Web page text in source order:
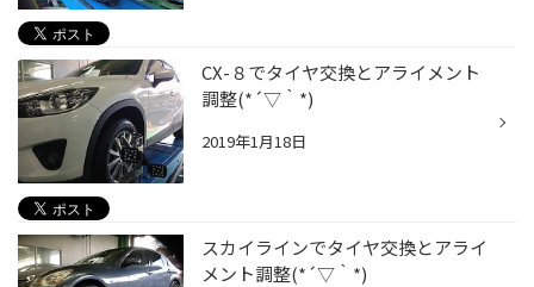
CX-８でタイヤ交換とアライメント
調整(*´▽｀*)
2019年1月18日
スカイラインでタイヤ交換とアライ
メント調整(*´▽｀*)